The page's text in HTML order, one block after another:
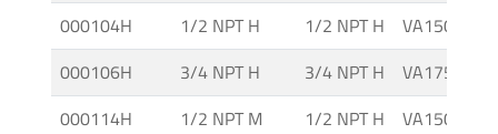
000104H
1/2 NPT H 1/2 NPT H
VA150 CG
000106H
3/4 NPT H 3/4 NPT H
VA175 CG
000114H
1/2 NPT M 1/2 NPT H
VA150M CG